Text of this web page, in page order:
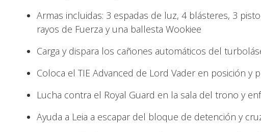
Armas incluidas: 3 espadas de luz, 4 blásteres, 3
rayos de Fuerza y una ballesta Wookiee
Carga y dispara los cañones automáticos del
Coloca el TIE Advanced de Lord Vader en posición y
Lucha contra el Royal Guard en la sala del trono y
Ayuda a Leia a escapar del bloque de detención y